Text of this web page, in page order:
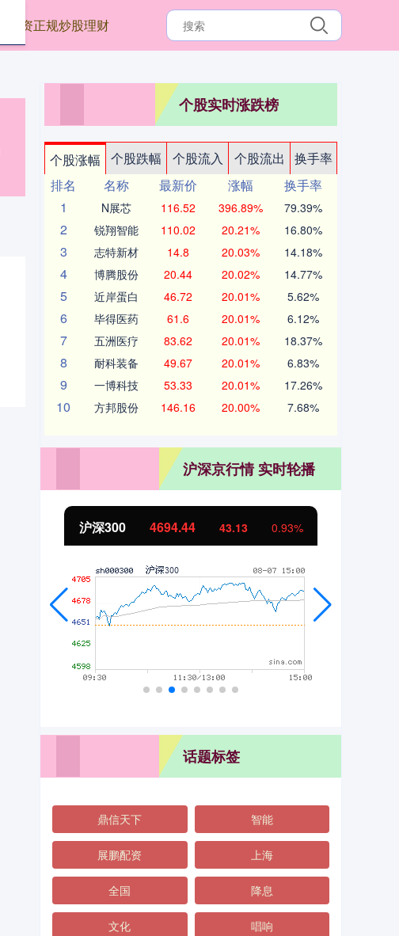
配资正规炒股理财
个股实时涨跌榜
个股涨幅 个股跌幅 个股流入 个股流出
换手率
排名
名称 最新价 涨幅
换手率
1
N展芯 116.52 396.89% 79.39%
2 锐翔智能 110.02 20.21% 16.80%
3 志特新材 14.8 20.03% 14.18%
4 博腾股份 20.44 20.02% 14.77%
5 近岸蛋白 46.72 20.01% 5.62%
6 毕得医药 61.6 20.01% 6.12%
7 五洲医疗 83.62 20.01% 18.37%
8 耐科装备 49.67 20.01% 6.83%
9 一博科技 53.33 20.01% 17.26%
10 方邦股份 146.16 20.00% 7.68%
沪深京行情 实时轮播
北证50 1134.24 11.37 1.01%
话题标签
鼎信天下 智能
展鹏配资 上海
全国 降息
文化 唱响